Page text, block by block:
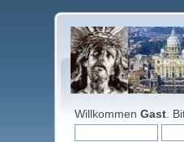
WillkommenGast .